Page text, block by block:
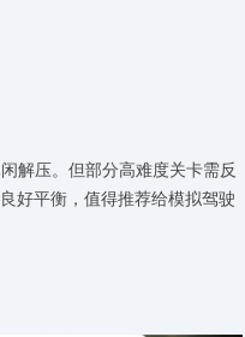
解压。但部分高难度关卡需反
好平衡，值得推荐给模拟驾驶